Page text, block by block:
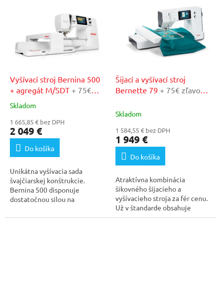
Vyšívací stroj Bernina 500
+ agregát M/SDT + 75€
zľavový kupón v našom
Priemerné
produktu
je
5,0
hviezdičiek.
Skladom
1 665,85 € bez DPH
2 049 €
Do košíka
Unikátna vyšívacia sada
švajčiarskej konštrukcie.
Bernina 500 disponuje
dostatočnou silou na
Šijací a vyšívací stroj
Bernette 79 + 75€ zľavový
autorizovanom servise
Skladom
1 584,55 € bez DPH
1 949 €
Do košíka
Atraktívna kombinácia
šikovného šijacieho a
vyšívacieho stroja za fér cenu.
Už v štandarde obsahuje
vyšívací...